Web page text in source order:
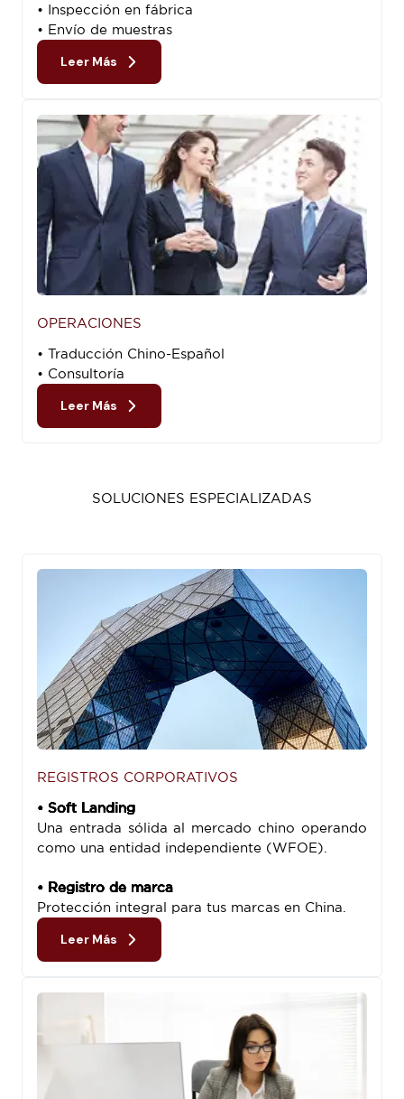
• Inspección en fábrica
• Envío de muestras
Leer Más
OPERACIONES
• Traducción Chino-Español
• Consultoría
Leer Más
SOLUCIONES ESPECIALIZADAS
REGISTROS CORPORATIVOS
• Soft Landing
Una entrada sólida al mercado chino operando
como una entidad independiente (WFOE).
• Registro de marca
Protección integral para tus marcas en China.
Leer Más